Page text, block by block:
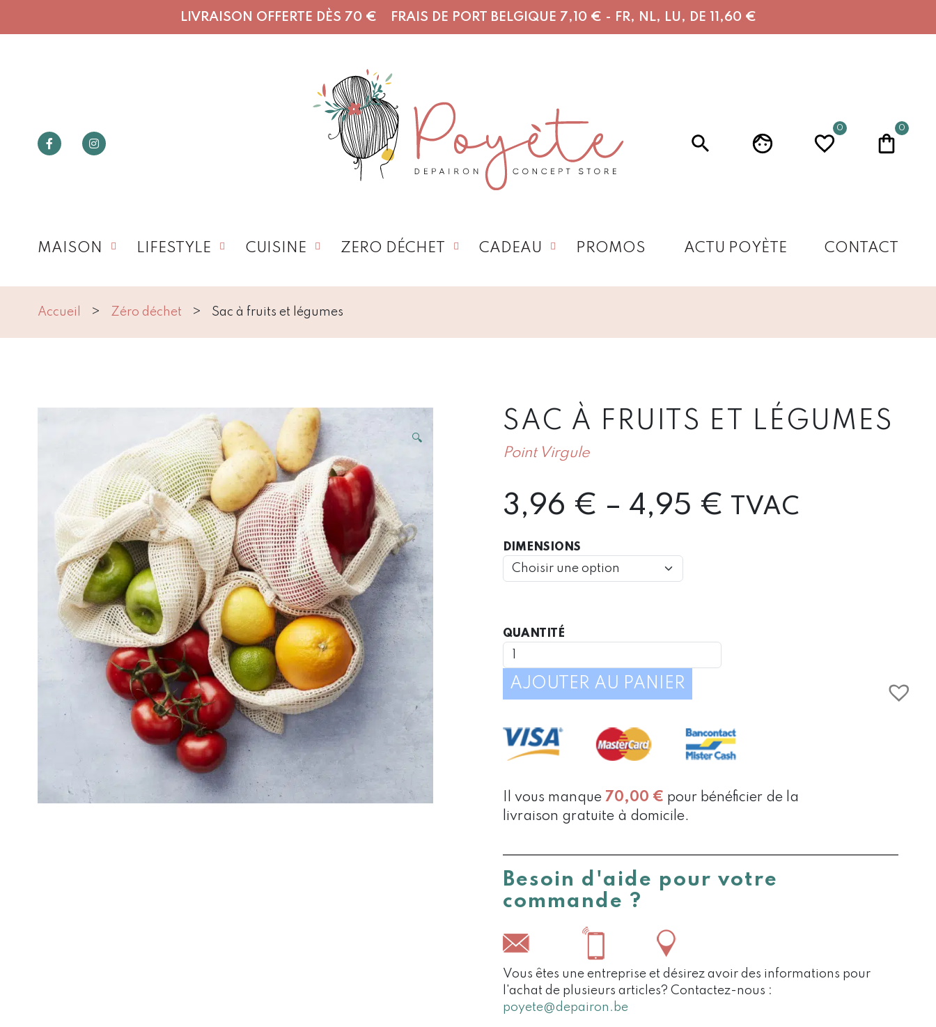
LIVRAISON OFFERTE DÈS 70 € FRAIS DE PORT BELGIQUE 7,10 € - FR, NL, LU, DE 11,60 €
0 0
MAISON LIFESTYLE CUISINE ZERO DÉCHET CADEAU PROMOS ACTU POYÈTE CONTACT
Accueil Zéro déchet Sac à fruits et légumes
🔍
SAC À FRUITS ET LÉGUMES
Point Virgule
3,96 € – 4,95 € Price
TVAC
DIMENSIONS
QUANTITÉ
À
AJOUTER AU PANIER
Il vous manque 70,00 € pour bénéficier de la
livraison gratuite à domicile.
Besoin d'aide pour votre
commande ?
Vous êtes une entreprise et désirez avoir des informations pour
l'achat de plusieurs articles? Contactez-nous :
poyete@depairon.be